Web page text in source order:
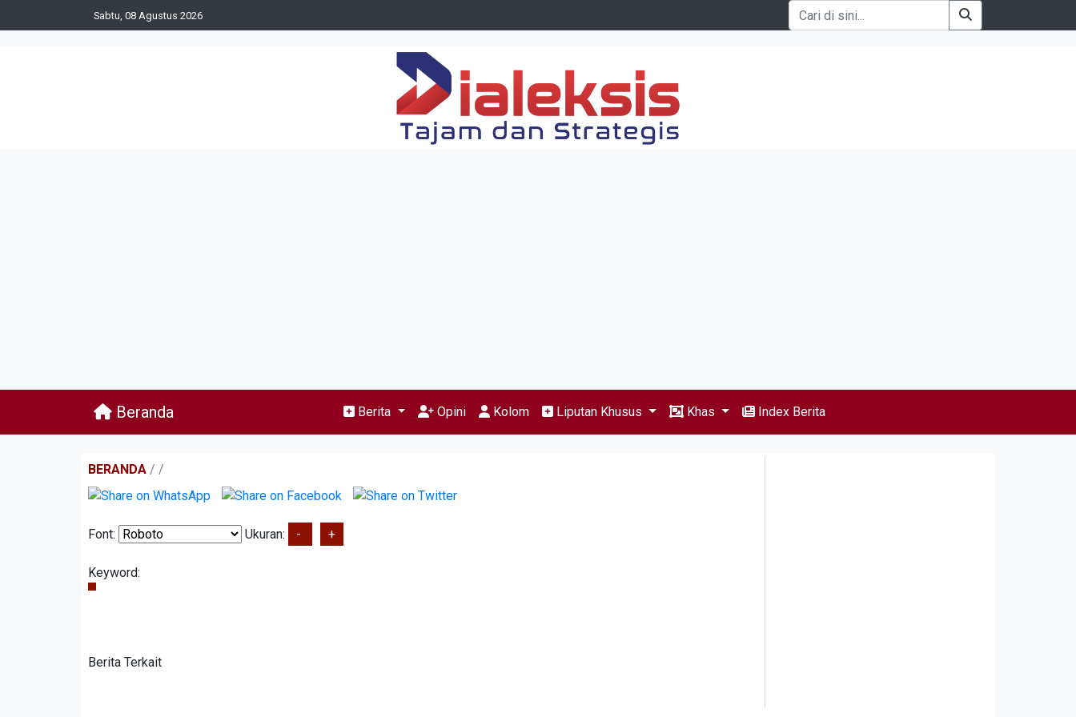
Sabtu, 08 Agustus 2026
Beranda Berita Opini Kolom Liputan Khusus Khas Index Berita
BERANDA / /
Font: Ukuran: - +
Keyword:
Berita Terkait